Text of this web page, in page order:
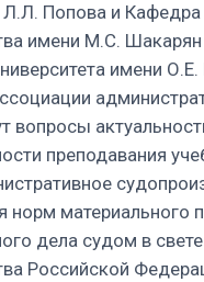
Попова и
имени М.С.
имени
вопросы
преподавания
норм материального
дела судом в
Российской